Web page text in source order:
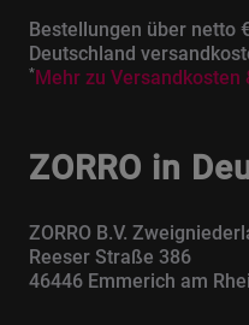
Bestellungen über netto
Deutschland
*Mehr zu Versandkosten
ZORRO in
ZORRO B.V.
Reeser Straße 386
46446 Emmerich am